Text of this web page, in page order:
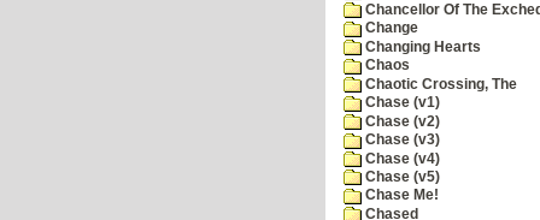
Chancellor Of The
Change
Changing Hearts
Chaos
Chaotic Crossing, The
Chase (v1)
Chase (v2)
Chase (v3)
Chase (v4)
Chase (v5)
Chase Me!
Chased